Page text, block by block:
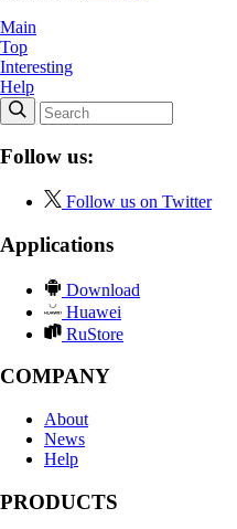
Main
Top
Interesting
Help
Follow us:
Follow us on Twitter
Applications
Download
Huawei
RuStore
COMPANY
About
News
Help
PRODUCTS